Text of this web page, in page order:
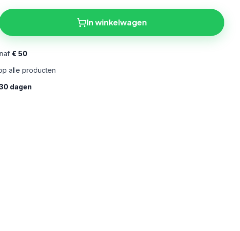
In winkelwagen
€ 50
alle producten
dagen